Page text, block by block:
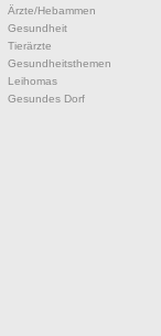
Ärzte/Hebammen
Gesundheit
Tierärzte
Gesundheitsthemen
Leihomas
Gesundes Dorf